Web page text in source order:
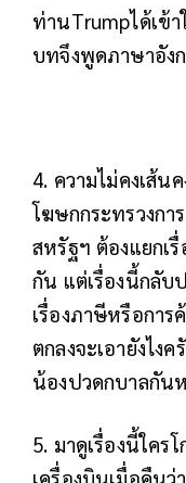
ท่านTrumpได้เข้
บทจึงพูดภาษาอัง
4. ความไม่คงเส้น
โฆษกกระทรวงกา
สหรัฐฯ ต้องแยกเ
กัน แต่เรื่องนี้กลับ
เรื่องภาษีหรือการ
ตกลงจะเอายังไ
น้องปวดกบาลกัน
5. มาดูเรื่องนี้ใค
เครื่องบินเมื่อคืนว่